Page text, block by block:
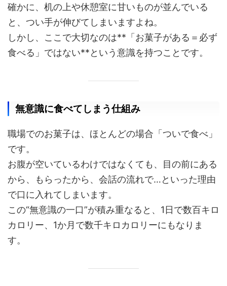
確かに、机の上や休憩室に甘いものが並んでいる
と、つい手が伸びてしまいますよね。
しかし、ここで大切なのは**「お菓子がある＝必ず
食べる」ではない**という意識を持つことです。
無意識に食べてしまう仕組み
職場でのお菓子は、ほとんどの場合「ついで食べ」
です。
お腹が空いているわけではなくても、目の前にある
から、もらったから、会話の流れで…といった理由
で口に入れてしまいます。
この“無意識の一口”が積み重なると、1日で数百キロ
カロリー、1か月で数千キロカロリーにもなりま
す。